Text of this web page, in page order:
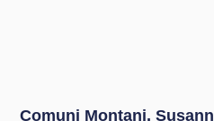
Comuni Montani,